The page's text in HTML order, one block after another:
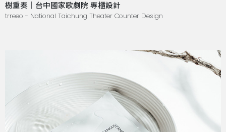
樹重奏｜台中國家歌劇院 專櫃設計
trreeo - National Taichung Theater Counter Design